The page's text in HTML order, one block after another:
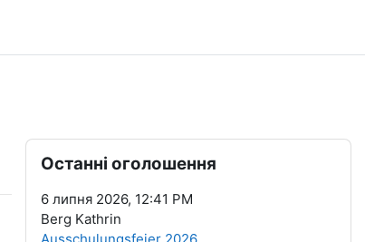
Блоки
Пропустити Останні оголошення
Останні оголошення
6 липня 2026, 12:41 PM
Berg Kathrin